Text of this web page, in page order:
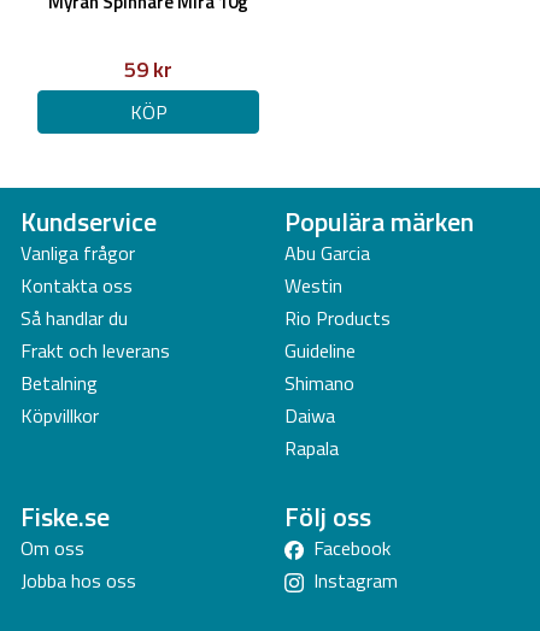
59 kr
KÖP
Kundservice
Vanliga frågor
Kontakta oss
Så handlar du
Frakt och leverans
Betalning
Köpvillkor
Populära märken
Abu Garcia
Westin
Rio Products
Guideline
Shimano
Daiwa
Rapala
Fiske.se
Om oss
Jobba hos oss
Följ oss
Facebook
Instagram